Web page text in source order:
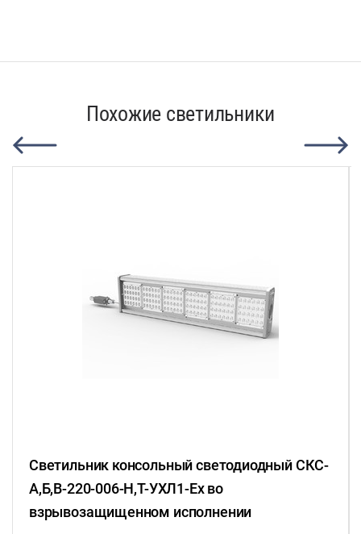
Похожие светильники
Светильник консольный светодиодный СКС-
А,Б,В-220-006-Н,Т-УХЛ1-Ex во
взрывозащищенном исполнении